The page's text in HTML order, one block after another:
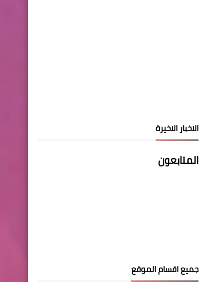
الاخبار الاخيرة
المتابعون
جميع اقسام الموقع